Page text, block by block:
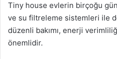
Tiny house evlerin birçoğu
ve su filtreleme sistemleri ile
düzenli bakımı, enerji
önemlidir.